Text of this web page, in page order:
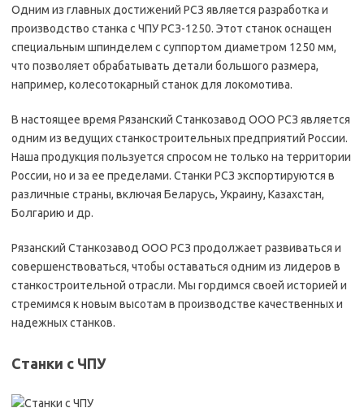
Одним из главных достижений РСЗ является разработка и
производство станка с ЧПУ РСЗ-1250. Этот станок оснащен
специальным шпинделем с суппортом диаметром 1250 мм,
что позволяет обрабатывать детали большого размера,
например, колесотокарный станок для локомотива.
В настоящее время Рязанский Станкозавод ООО РСЗ является
одним из ведущих станкостроительных предприятий России.
Наша продукция пользуется спросом не только на территории
России, но и за ее пределами. Станки РСЗ экспортируются в
различные страны, включая Беларусь, Украину, Казахстан,
Болгарию и др.
Рязанский Станкозавод ООО РСЗ продолжает развиваться и
совершенствоваться, чтобы оставаться одним из лидеров в
станкостроительной отрасли. Мы гордимся своей историей и
стремимся к новым высотам в производстве качественных и
надежных станков.
Станки с ЧПУ